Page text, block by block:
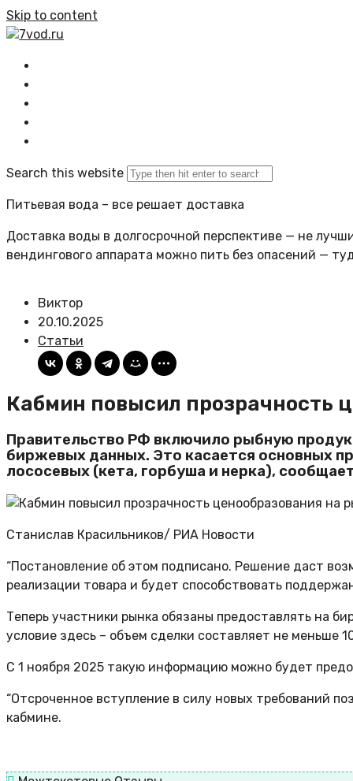
Skip to content
7vod.ru
Search this website
Питьевая вода – все решает доставка
Доставка воды в долгосрочной перспективе — не
вендингового аппарата можно пить без опасений —
Виктор
20.10.2025
Статьи
Кабмин повысил прозрачность
Правительство РФ включило рыбную
биржевых данных. Это касается основных
лососевых (кета, горбуша и нерка),
Станислав Красильников/ РИА Новости
“Постановление об этом подписано. Решение даст
реализации товара и будет способствовать
Теперь участники рынка обязаны предоставлять на
условие здесь – объем сделки составляет не меньше
С 1 ноября 2025 такую информацию можно будет
“Отсроченное вступление в силу новых требований
кабмине.